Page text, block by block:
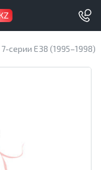
7-серии E38 (1995–1998)